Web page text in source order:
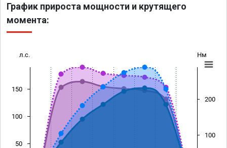
График прироста мощности и крутящего
момента:
л.с. Нм
50
100
150
100
200